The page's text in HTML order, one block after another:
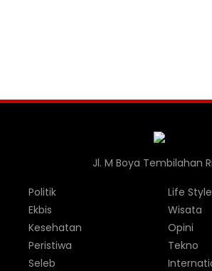
Jl. M Boya Tembilahan
Politik
Ekbis
Kesehatan
Peristiwa
Seleb
Life Style
Wisata
Opini
Tekno